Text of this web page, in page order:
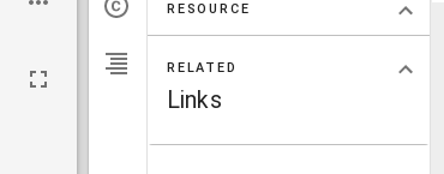
RESOURCE
RELATED
Links